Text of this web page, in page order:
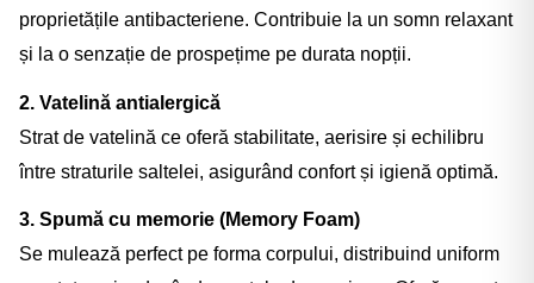
proprietățile antibacteriene. Contribuie la un somn relaxant
și la o senzație de prospețime pe durata nopții.
2. Vatelină antialergică
Strat de vatelină ce oferă stabilitate, aerisire și echilibru
între straturile saltelei, asigurând confort și igienă optimă.
3. Spumă cu memorie (Memory Foam)
Se mulează perfect pe forma corpului, distribuind uniform